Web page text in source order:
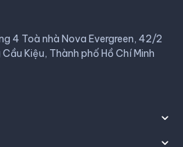
4 Toà nhà Nova Evergreen, 42/2
Kiệu, Thành phố Hồ Chí Minh